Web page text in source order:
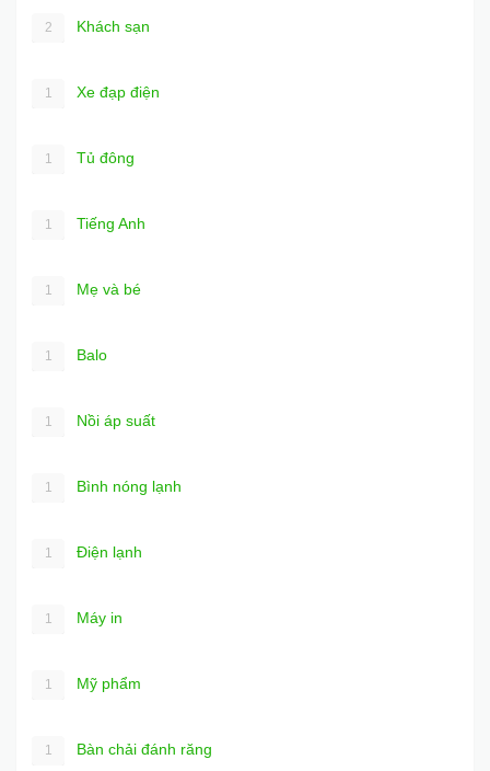
2 Khách sạn
1 Xe đạp điện
1 Tủ đông
1 Tiếng Anh
1 Mẹ và bé
1 Balo
1 Nồi áp suất
1 Bình nóng lạnh
1 Điện lạnh
1 Máy in
1 Mỹ phẩm
1 Bàn chải đánh răng